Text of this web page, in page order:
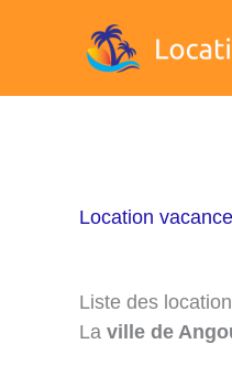
Location
Liste des
La ville de